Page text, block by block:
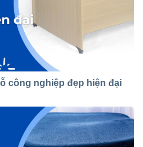
công nghiệp đẹp hiện đại